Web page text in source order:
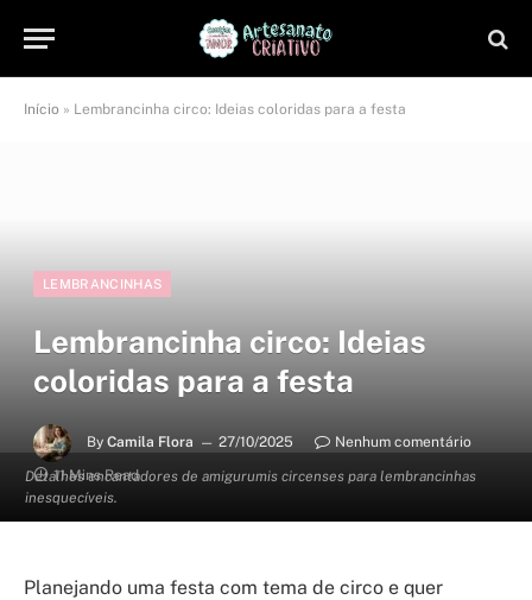
Início » Lembrancinha circo: Ideias coloridas para a festa
Detalhes encantadores de amigurumis circenses para lembrancinhas
inesquecíveis.
LEMBRANCINHAS
Lembrancinha circo: Ideias
coloridas para a festa
By Camila Flora 27/10/2025
Nenhum comentário
11 Mins Read
Planejando uma festa com tema de circo e quer